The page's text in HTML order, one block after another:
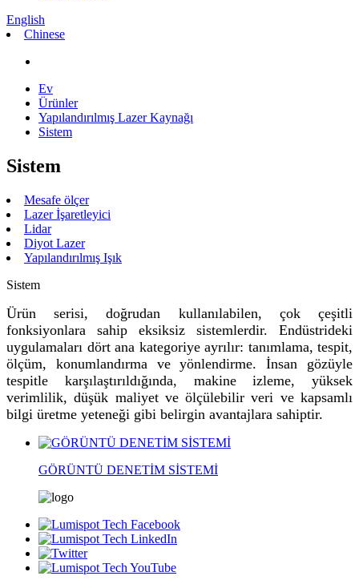
English
Chinese
Ev
Ürünler
Yapılandırılmış Lazer Kaynağı
Sistem
Sistem
Mesafe ölçer
Lazer İşaretleyici
Lidar
Diyot Lazer
Yapılandırılmış Işık
Sistem
Ürün serisi, doğrudan kullanılabilen, çok çeşitli
fonksiyonlara sahip eksiksiz sistemlerdir. Endüstrideki
uygulamaları dört ana kategoriye ayrılır: tanımlama, tespit,
ölçüm, konumlandırma ve yönlendirme. İnsan gözüyle
tespitle karşılaştırıldığında, makine izleme, yüksek
verimlilik, düşük maliyet ve ölçülebilir veri ve kapsamlı
bilgi üretme yeteneği gibi belirgin avantajlara sahiptir.
GÖRÜNTÜ DENETİM SİSTEMİ